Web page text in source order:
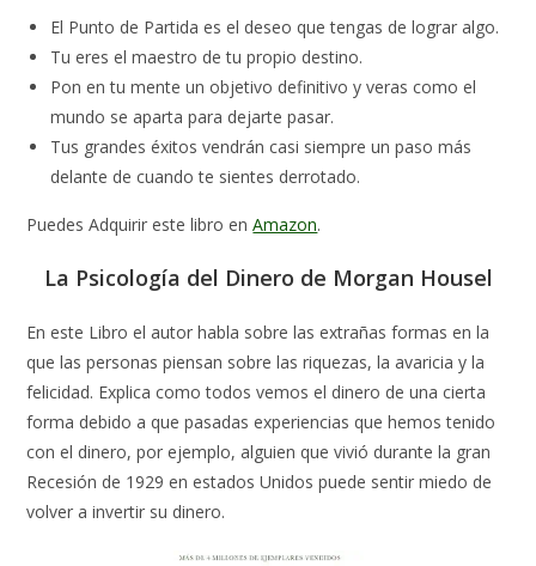
El Punto de Partida es el deseo que tengas de lograr algo.
Tu eres el maestro de tu propio destino.
Pon en tu mente un objetivo definitivo y veras como el
mundo se aparta para dejarte pasar.
Tus grandes éxitos vendrán casi siempre un paso más
delante de cuando te sientes derrotado.
Puedes Adquirir este libro enAmazon.
La Psicología del Dinero de Morgan Housel
En este Libro el autor habla sobre las extrañas formas en la
que las personas piensan sobre las riquezas, la avaricia y la
felicidad. Explica como todos vemos el dinero de una cierta
forma debido a que pasadas experiencias que hemos tenido
con el dinero, por ejemplo, alguien que vivió durante la gran
Recesión de 1929 en estados Unidos puede sentir miedo de
volver a invertir su dinero.